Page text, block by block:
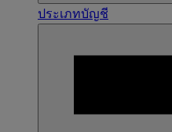
ประเภทบัญชี